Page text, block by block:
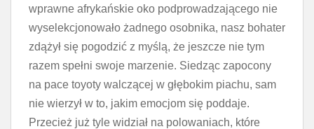
wprawne afrykańskie oko podprowadzającego nie
wyselekcjonowało żadnego osobnika, nasz bohater
zdążył się pogodzić z myślą, że jeszcze nie tym
razem spełni swoje marzenie. Siedząc zapocony
na pace toyoty walczącej w głębokim piachu, sam
nie wierzył w to, jakim emocjom się poddaje.
Przecież już tyle widział na polowaniach, które